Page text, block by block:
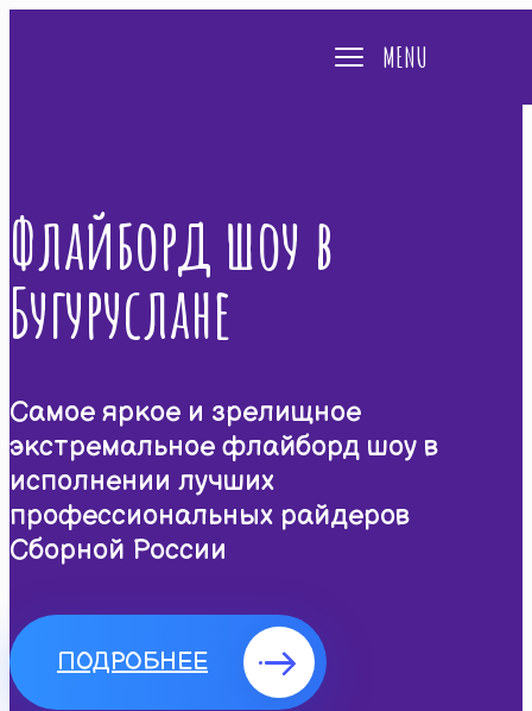
MENU
Флайборд шоу в
Бугуруслане
Самое яркое и зрелищное
экстремальное флайборд шоу в
исполнении лучших
профессиональных райдеров
Сборной России
ПОДРОБНЕЕ